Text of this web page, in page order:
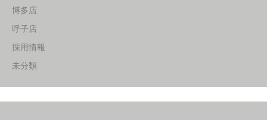
博多店
呼子店
採用情報
未分類